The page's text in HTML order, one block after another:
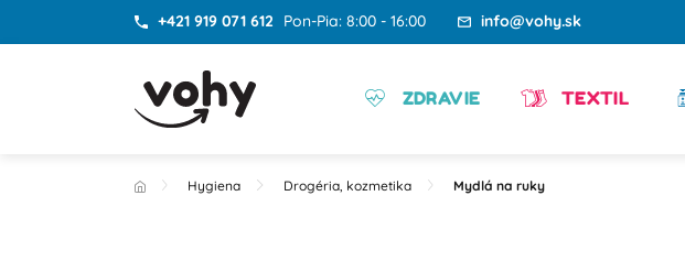
+421 919 071 612 Pon-Pia: 8:00 - 16:00 info@vohy.sk
ZDRAVIE TEXTIL
Hygiena Drogéria, kozmetika Mydlá na ruky